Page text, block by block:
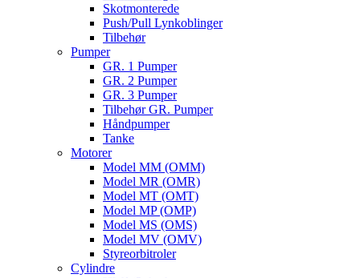
Skotmonterede
Push/Pull Lynkoblinger
Tilbehør
Pumper
GR. 1 Pumper
GR. 2 Pumper
GR. 3 Pumper
Tilbehør GR. Pumper
Håndpumper
Tanke
Motorer
Model MM (OMM)
Model MR (OMR)
Model MT (OMT)
Model MP (OMP)
Model MS (OMS)
Model MV (OMV)
Styreorbitroler
Cylindre